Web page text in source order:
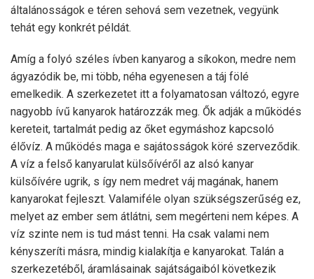
általánosságok e téren sehová sem vezetnek, vegyünk
tehát egy konkrét példát.
Amíg a folyó széles ívben kanyarog a síkokon, medre nem
ágyazódik be, mi több, néha egyenesen a táj fölé
emelkedik. A szerkezetet itt a folyamatosan változó, egyre
nagyobb ívű kanyarok határozzák meg. Ők adják a működés
kereteit, tartalmát pedig az őket egymáshoz kapcsoló
élővíz. A működés maga e sajátosságok köré szerveződik.
A víz a felső kanyarulat külsőívéről az alsó kanyar
külsőívére ugrik, s így nem medret váj magának, hanem
kanyarokat fejleszt. Valamiféle olyan szükségszerűség ez,
melyet az ember sem átlátni, sem megérteni nem képes. A
víz szinte nem is tud mást tenni. Ha csak valami nem
kényszeríti másra, mindig kialakítja e kanyarokat. Talán a
szerkezetéből, áramlásainak sajátságaiból következik